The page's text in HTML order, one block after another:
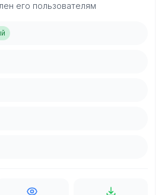
его пользователям